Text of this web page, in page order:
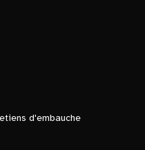
d'embauche